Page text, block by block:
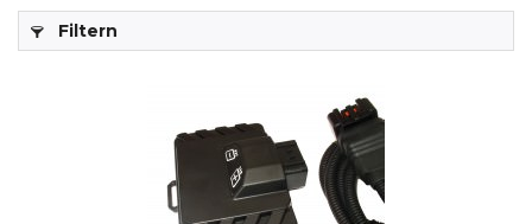
Filtern